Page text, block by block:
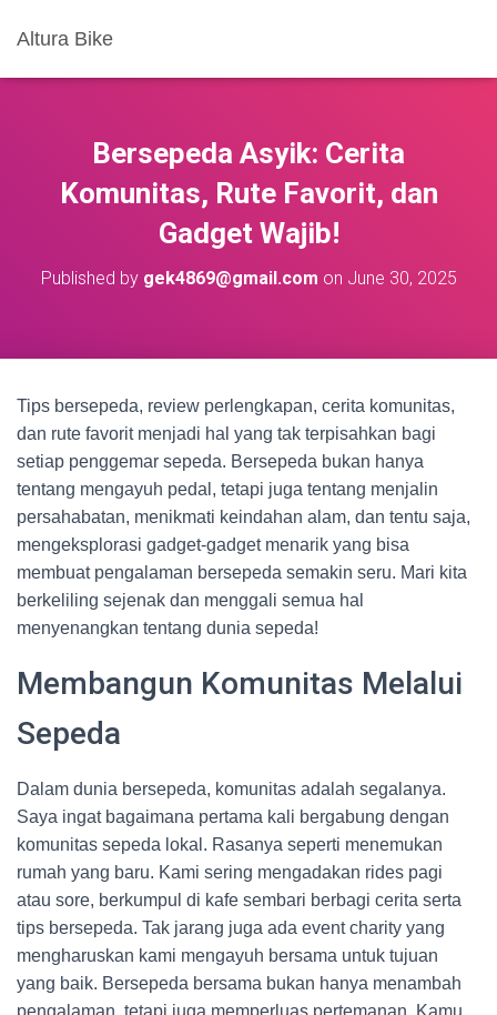
Altura Bike
Bersepeda Asyik: Cerita
Komunitas, Rute Favorit, dan
Gadget Wajib!
Published by gek4869@gmail.com on June 30, 2025
Tips bersepeda, review perlengkapan, cerita komunitas,
dan rute favorit menjadi hal yang tak terpisahkan bagi
setiap penggemar sepeda. Bersepeda bukan hanya
tentang mengayuh pedal, tetapi juga tentang menjalin
persahabatan, menikmati keindahan alam, dan tentu saja,
mengeksplorasi gadget-gadget menarik yang bisa
membuat pengalaman bersepeda semakin seru. Mari kita
berkeliling sejenak dan menggali semua hal
menyenangkan tentang dunia sepeda!
Membangun Komunitas Melalui
Sepeda
Dalam dunia bersepeda, komunitas adalah segalanya.
Saya ingat bagaimana pertama kali bergabung dengan
komunitas sepeda lokal. Rasanya seperti menemukan
rumah yang baru. Kami sering mengadakan rides pagi
atau sore, berkumpul di kafe sembari berbagi cerita serta
tips bersepeda. Tak jarang juga ada event charity yang
mengharuskan kami mengayuh bersama untuk tujuan
yang baik. Bersepeda bersama bukan hanya menambah
pengalaman, tetapi juga memperluas pertemanan. Kamu